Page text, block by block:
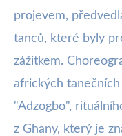
projevem,
tanců, které byly
zážitkem.
afrických
"Adzogbo",
z Ghany, který je